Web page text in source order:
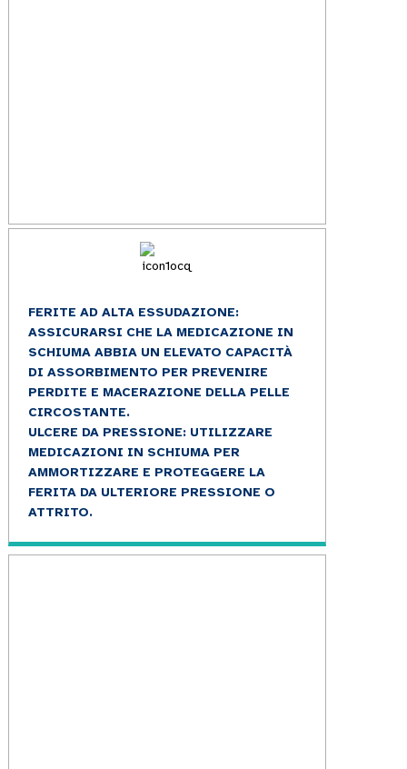
FERITE AD ALTA ESSUDAZIONE:
ASSICURARSI CHE LA MEDICAZIONE IN
SCHIUMA ABBIA UN ELEVATO CAPACITÀ
DI ASSORBIMENTO PER PREVENIRE
PERDITE E MACERAZIONE DELLA PELLE
CIRCOSTANTE.
ULCERE DA PRESSIONE: UTILIZZARE
MEDICAZIONI IN SCHIUMA PER
AMMORTIZZARE E PROTEGGERE LA
FERITA DA ULTERIORE PRESSIONE O
ATTRITO.